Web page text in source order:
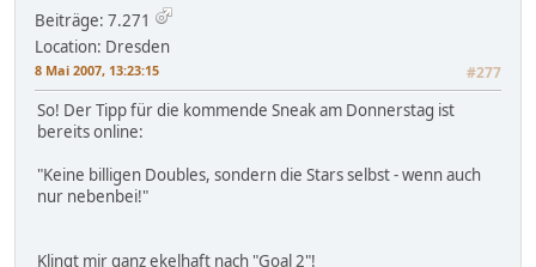
Beiträge: 7.271
Location: Dresden
8 Mai 2007, 13:23:15 #277
So! Der Tipp für die kommende Sneak am Donnerstag ist
bereits online:
"Keine billigen Doubles, sondern die Stars selbst - wenn auch
nur nebenbei!"
Klingt mir ganz ekelhaft nach "Goal 2"!